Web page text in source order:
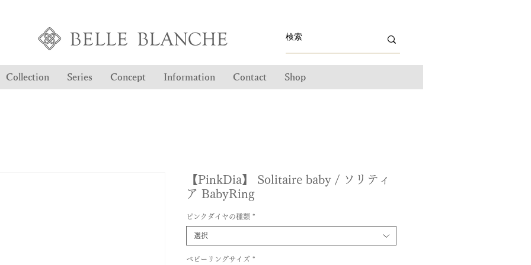
Collection Series Concept Information Contact Shop
【PinkDia】 Solitaire baby / ソリティ
ア BabyRing
ピンクダイヤの種類 *
選択
ベビーリングサイズ *